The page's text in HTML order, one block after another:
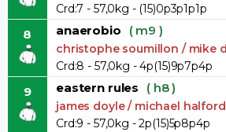
Crd:7 - 57,0kg - (15)0p3p1p1p
8 anaerobio ( m9 )
christophe soumillon / mike
Crd:8 - 57,0kg - 4p(15)9p7p4p
9 eastern rules ( h8 )
james doyle / michael halford
Crd:9 - 57,0kg - 2p(15)5p8p4p